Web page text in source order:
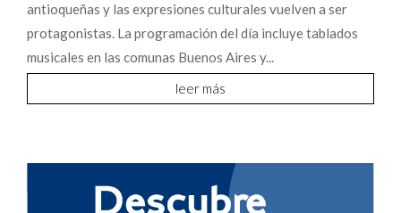
antioqueñas y las expresiones culturales vuelven a ser
protagonistas. La programación del día incluye tablados
musicales en las comunas Buenos Aires y...
leer más